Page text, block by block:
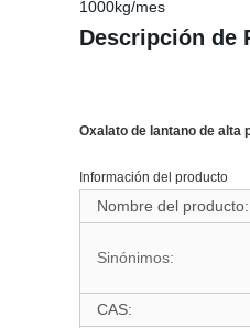
1000kg/mes
Descripción de
Oxalato de lantano de alta
Información del producto
Nombre del producto:
Sinónimos:
CAS: